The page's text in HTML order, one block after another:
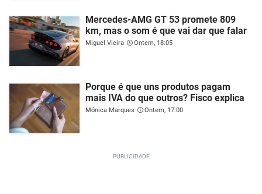
Mercedes-AMG GT 53 promete 809
km, mas o som é que vai dar que falar
Miguel Vieira Ontem, 18:05
Porque é que uns produtos pagam
mais IVA do que outros? Fisco explica
Mónica Marques Ontem, 17:00